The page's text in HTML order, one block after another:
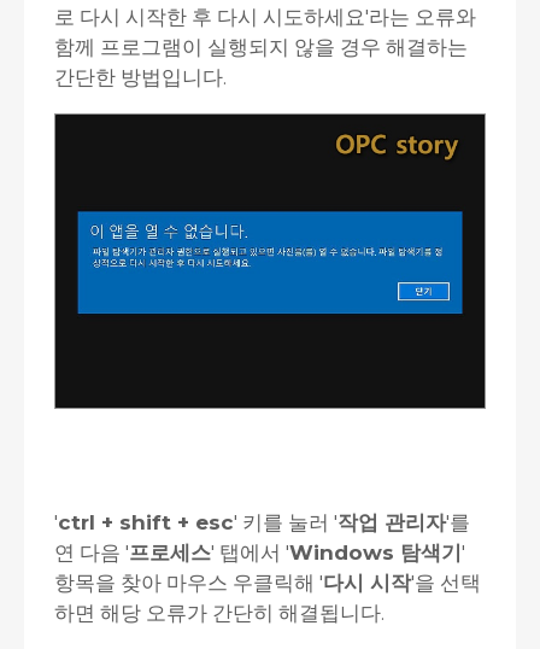
로 다시 시작한 후 다시 시도하세요'라는 오류와
함께 프로그램이 실행되지 않을 경우 해결하는
간단한 방법입니다.
'ctrl + shift + esc' 키를 눌러 '작업 관리자'를
연 다음 '프로세스' 탭에서 'Windows 탐색기'
항목을 찾아 마우스 우클릭해 '다시 시작'을 선택
하면 해당 오류가 간단히 해결됩니다.